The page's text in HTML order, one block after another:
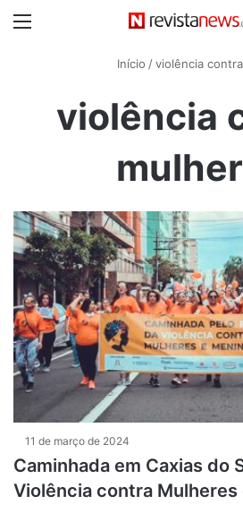
Início /violência
violência
11 de março de 2024
Caminhada em Caxias do
Violência contra Mulheres